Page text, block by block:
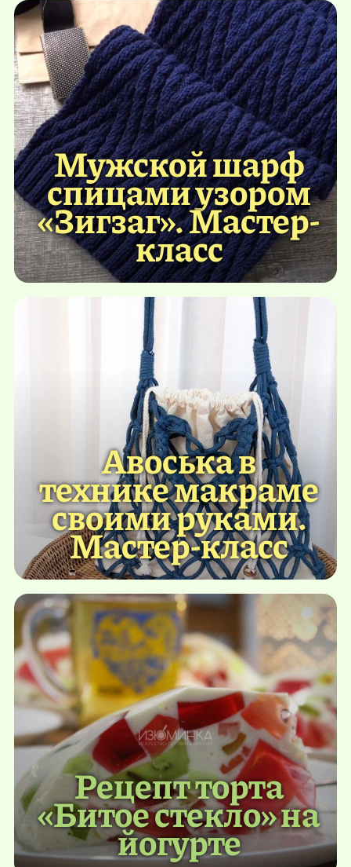
Мужской шарф
спицами узором
«Зигзаг». Мастер-
класс
Авоська в
технике макраме
своими руками.
Мастер-класс
Рецепт торта
«Битое стекло» на
йогурте